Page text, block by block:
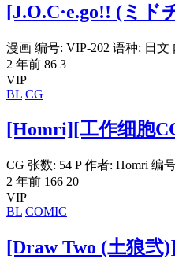
[J.O.C·e.go!! (ミド
漫画 编号: VIP-202 语种: 日
2 年前 86 3
VIP
BL CG
[Homri][工作细胞
CG 张数: 54 P 作者: Homri 编
2 年前 166 20
VIP
BL COMIC
[Draw Two (土狼弐